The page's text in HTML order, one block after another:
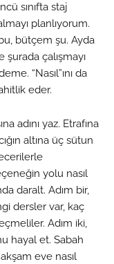
sınıfta staj
planlıyorum.
bütçem şu. Ayda
çalışmayı
“Nasıl”ını da
eder.
adını yaz. Etrafına
altına üç sütun
yolu nasıl
daralt. Adım bir,
dersler var, kaç
Adım iki,
hayal et. Sabah
eve nasıl